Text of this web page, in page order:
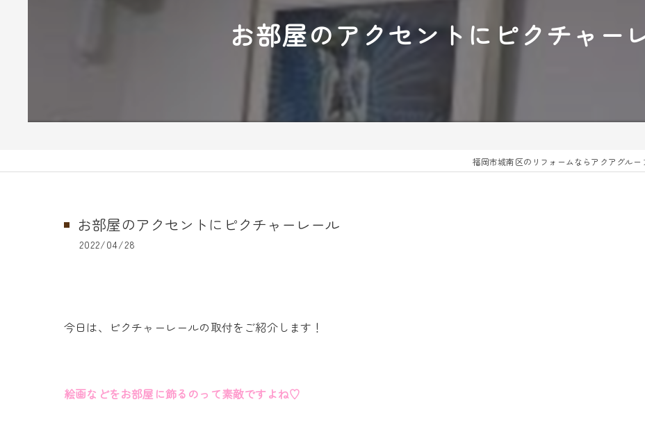
お部屋のアクセントにピクチャー
福岡市城南区のリフォームならアクアグルー
お部屋のアクセントにピクチャーレール
2022/04/28
今日は、ピクチャーレールの取付をご紹介します！
絵画などをお部屋に飾るのって素敵ですよね♡